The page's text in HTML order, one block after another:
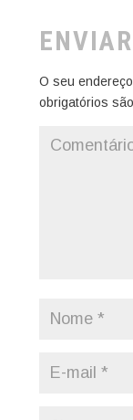
O seu
obrigatórios